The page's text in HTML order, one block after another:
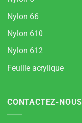
Nylon 66
Nylon 610
Nylon 612
Feuille acrylique
CONTACTEZ-NOUS